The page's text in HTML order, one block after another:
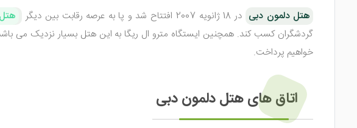
هتل دلمون دبی در 18 ژانویه 2007 افتتاح شد و پا به عرصه رقابت بین دیگر
گردشگران کسب کند. همچنین ایستگاه مترو ال ریگا به این هتل بسیار نزدیک می
خواهیم پرداخت.
اتاق های هتل دلمون دبی